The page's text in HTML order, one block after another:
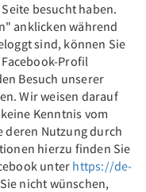
besucht haben.
anklicken während
sind, können Sie
Profil
Besuch unserer
Wir weisen darauf
Kenntnis vom
deren Nutzung durch
hierzu finden Sie
unter https://de-
nicht wünschen,